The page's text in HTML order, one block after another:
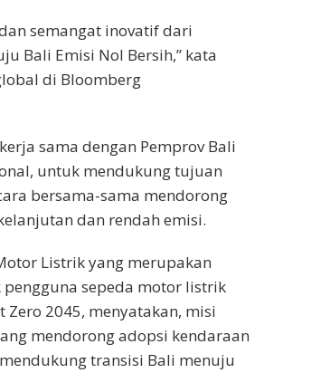
semangat inovatif dari
Bali Emisi Nol Bersih,” kata
di Bloomberg
sama dengan Pemprov Bali
untuk mendukung tujuan
bersama-sama mendorong
dan rendah emisi.
Listrik yang merupakan
sepeda motor listrik
2045, menyatakan, misi
mendorong adopsi kendaraan
transisi Bali menuju